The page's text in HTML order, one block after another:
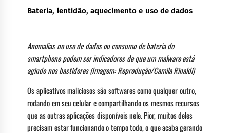
Bateria, lentidão, aquecimento e uso de dados
Anomalias no uso de dados ou consumo de bateria do
smartphone podem ser indicadores de que um malware está
agindo nos bastidores (Imagem: Reprodução/Camila Rinaldi)
Os aplicativos maliciosos são softwares como qualquer outro,
rodando em seu celular e compartilhando os mesmos recursos
que as outras aplicações disponíveis nele. Pior, muitos deles
precisam estar funcionando o tempo todo, o que acaba gerando